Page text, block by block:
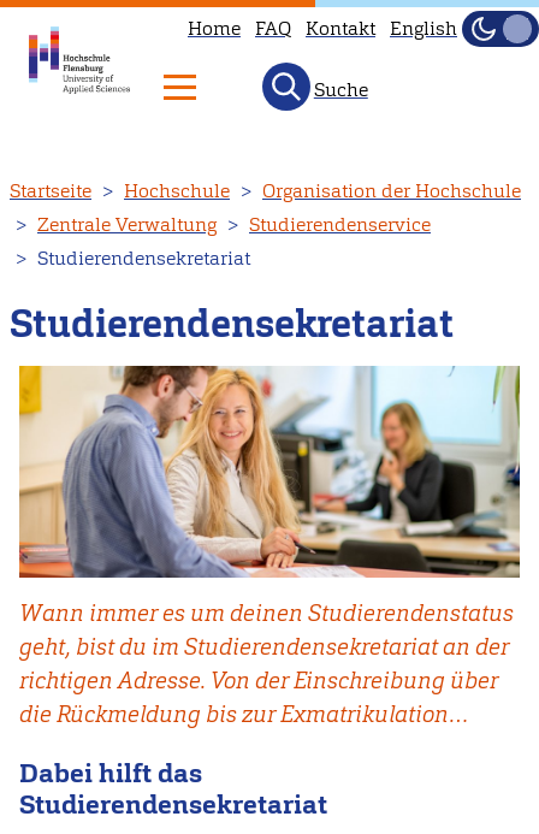
zum
Inhalt
Home FAQ Kontakt English
Hell
Suche
Startseite Hochschule
Organisation der Hochschule
Zentrale Verwaltung
Studierendenservice
Studierendensekretariat
Studierendensekretariat
Wann immer es um deinen Studierendenstatus
geht, bist du im Studierendensekretariat an der
richtigen Adresse. Von der Einschreibung über
die Rückmeldung bis zur Exmatrikulation…
Dabei hilft das
Studierendensekretariat